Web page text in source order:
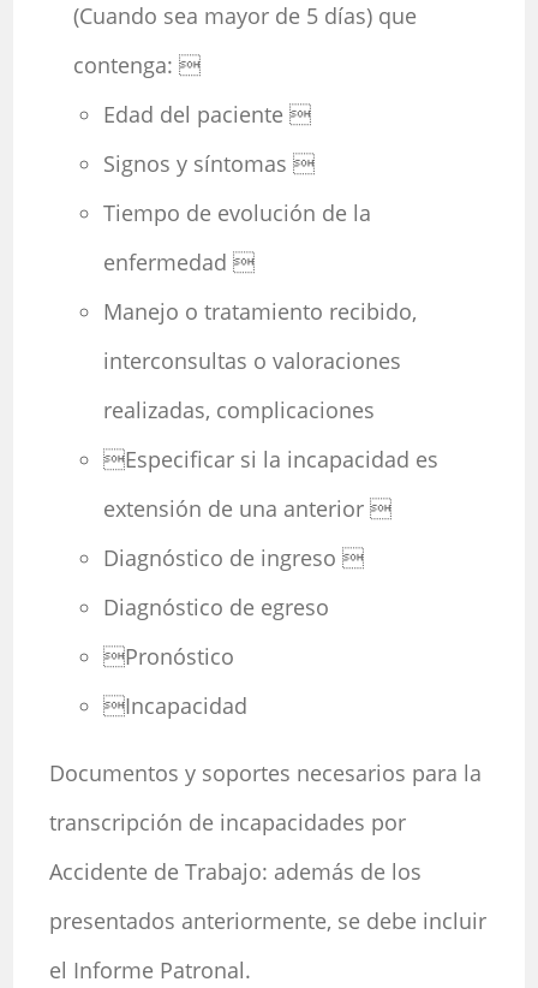
(Cuando sea mayor de 5 días) que
contenga: 
Edad del paciente 
Signos y síntomas 
Tiempo de evolución de la
enfermedad 
Manejo o tratamiento recibido,
interconsultas o valoraciones
realizadas, complicaciones
Especificar si la incapacidad es
extensión de una anterior 
Diagnóstico de ingreso 
Diagnóstico de egreso
Pronóstico
Incapacidad
Documentos y soportes necesarios para la
transcripción de incapacidades por
Accidente de Trabajo: además de los
presentados anteriormente, se debe incluir
el Informe Patronal.